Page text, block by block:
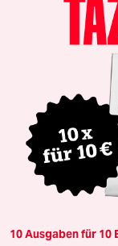
10 Ausgaben für 10